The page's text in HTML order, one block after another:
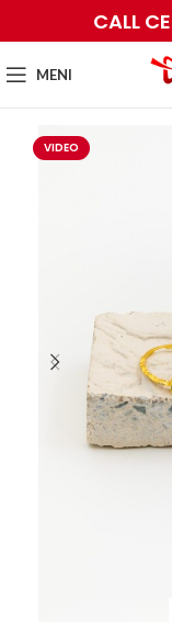
CALL
MENI
VIDEO